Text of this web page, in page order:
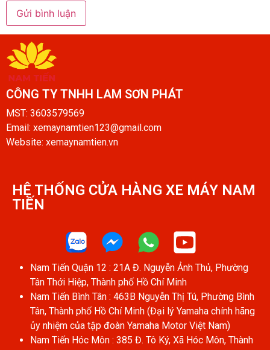
CÔNG TY TNHH LAM SƠN PHÁT​
MST: 3603579569
Email: xemaynamtien123@gmail.com
Website: xemaynamtien.vn
HỆ THỐNG CỬA HÀNG XE MÁY NAM
TIẾN​
Nam Tiến Quận 12 : 21A Đ. Nguyễn Ảnh Thủ, Phường
Tân Thới Hiệp, Thành phố Hồ Chí Minh
Nam Tiến Bình Tân : 463B Nguyễn Thị Tú, Phường Bình
Tân, Thành phố Hồ Chí Minh (Đại lý Yamaha chính hãng
ủy nhiệm của tập đoàn Yamaha Motor Việt Nam)
Nam Tiến Hóc Môn : 385 Đ. Tô Ký, Xã Hóc Môn, Thành